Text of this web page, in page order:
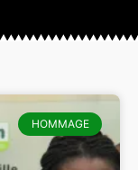
HOMMAGE